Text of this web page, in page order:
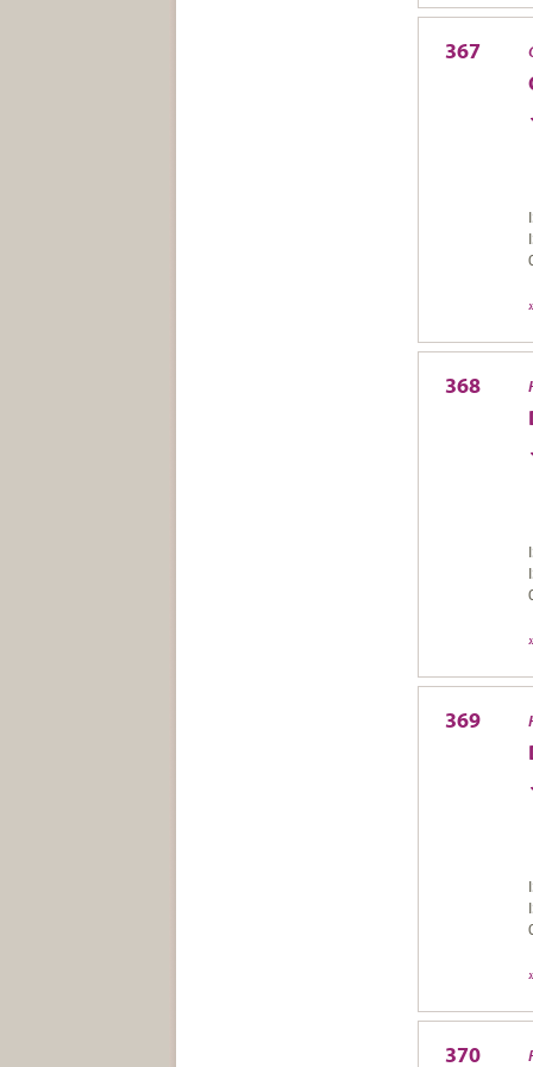
367
368
369
370